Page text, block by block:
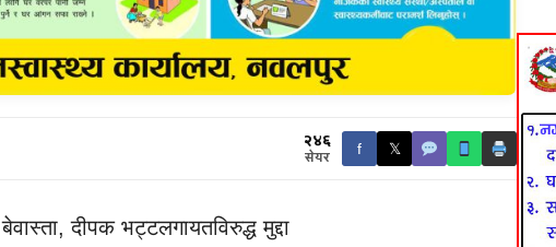
२४६
सेयर
f 𝕏
दीपक भट्टलगायतविरुद्ध मुद्दा